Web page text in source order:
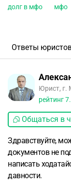
долг в мфо мфо
Ответы
Юрист, г.
рейтинг
Общаться в
Здравствуйте,
документов не
написать
давности.